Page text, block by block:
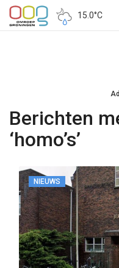
15.0°C
Berichten
‘homo’s’
NIEUWS